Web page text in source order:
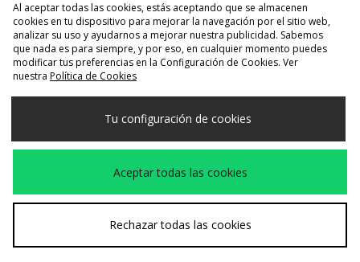
Selecciona País
España
Aceptamos las siguientes formas de pago
Visita nuestra página corporativa en www.jdplc.com
Al aceptar todas las cookies, estás aceptando que se almacenen
cookies en tu dispositivo para mejorar la navegación por el sitio web,
analizar su uso y ayudarnos a mejorar nuestra publicidad. Sabemos
que nada es para siempre, y por eso, en cualquier momento puedes
modificar tus preferencias en la Configuración de Cookies. Ver
nuestra Política de Cookies
Tu configuración de cookies
Aceptar todas las cookies
Rechazar todas las cookies